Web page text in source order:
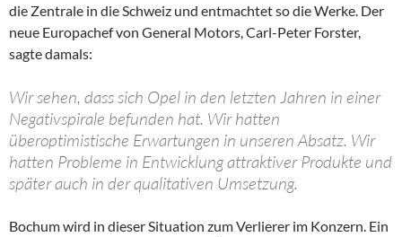
die Zentrale in die Schweiz und entmachtet so die Werke. Der
neue Europachef von General Motors, Carl-Peter Forster,
sagte damals:
Wir sehen, dass sich Opel in den letzten Jahren in einer
Negativspirale befunden hat. Wir hatten
überoptimistische Erwartungen in unseren Absatz. Wir
hatten Probleme in Entwicklung attraktiver Produkte und
später auch in der qualitativen Umsetzung.
Bochum wird in dieser Situation zum Verlierer im Konzern. Ein